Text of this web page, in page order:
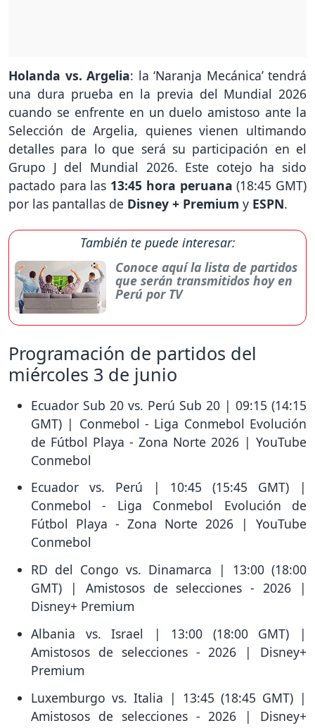
Holanda vs. Argelia: la ‘Naranja Mecánica’ tendrá
una dura prueba en la previa del Mundial 2026
cuando se enfrente en un duelo amistoso ante la
Selección de Argelia, quienes vienen ultimando
detalles para lo que será su participación en el
Grupo J del Mundial 2026. Este cotejo ha sido
pactado para las 13:45 hora peruana (18:45 GMT)
por las pantallas de Disney + Premium y ESPN.
También te puede interesar:
Conoce aquí la lista de partidos
que serán transmitidos hoy en
Perú por TV
Programación de partidos del
miércoles 3 de junio
Ecuador Sub 20 vs. Perú Sub 20 | 09:15 (14:15
GMT) | Conmebol - Liga Conmebol Evolución
de Fútbol Playa - Zona Norte 2026 | YouTube
Conmebol
Ecuador vs. Perú | 10:45 (15:45 GMT) |
Conmebol - Liga Conmebol Evolución de
Fútbol Playa - Zona Norte 2026 | YouTube
Conmebol
RD del Congo vs. Dinamarca | 13:00 (18:00
GMT) | Amistosos de selecciones - 2026 |
Disney+ Premium
Albania vs. Israel | 13:00 (18:00 GMT) |
Amistosos de selecciones - 2026 | Disney+
Premium
Luxemburgo vs. Italia | 13:45 (18:45 GMT) |
Amistosos de selecciones - 2026 | Disney+